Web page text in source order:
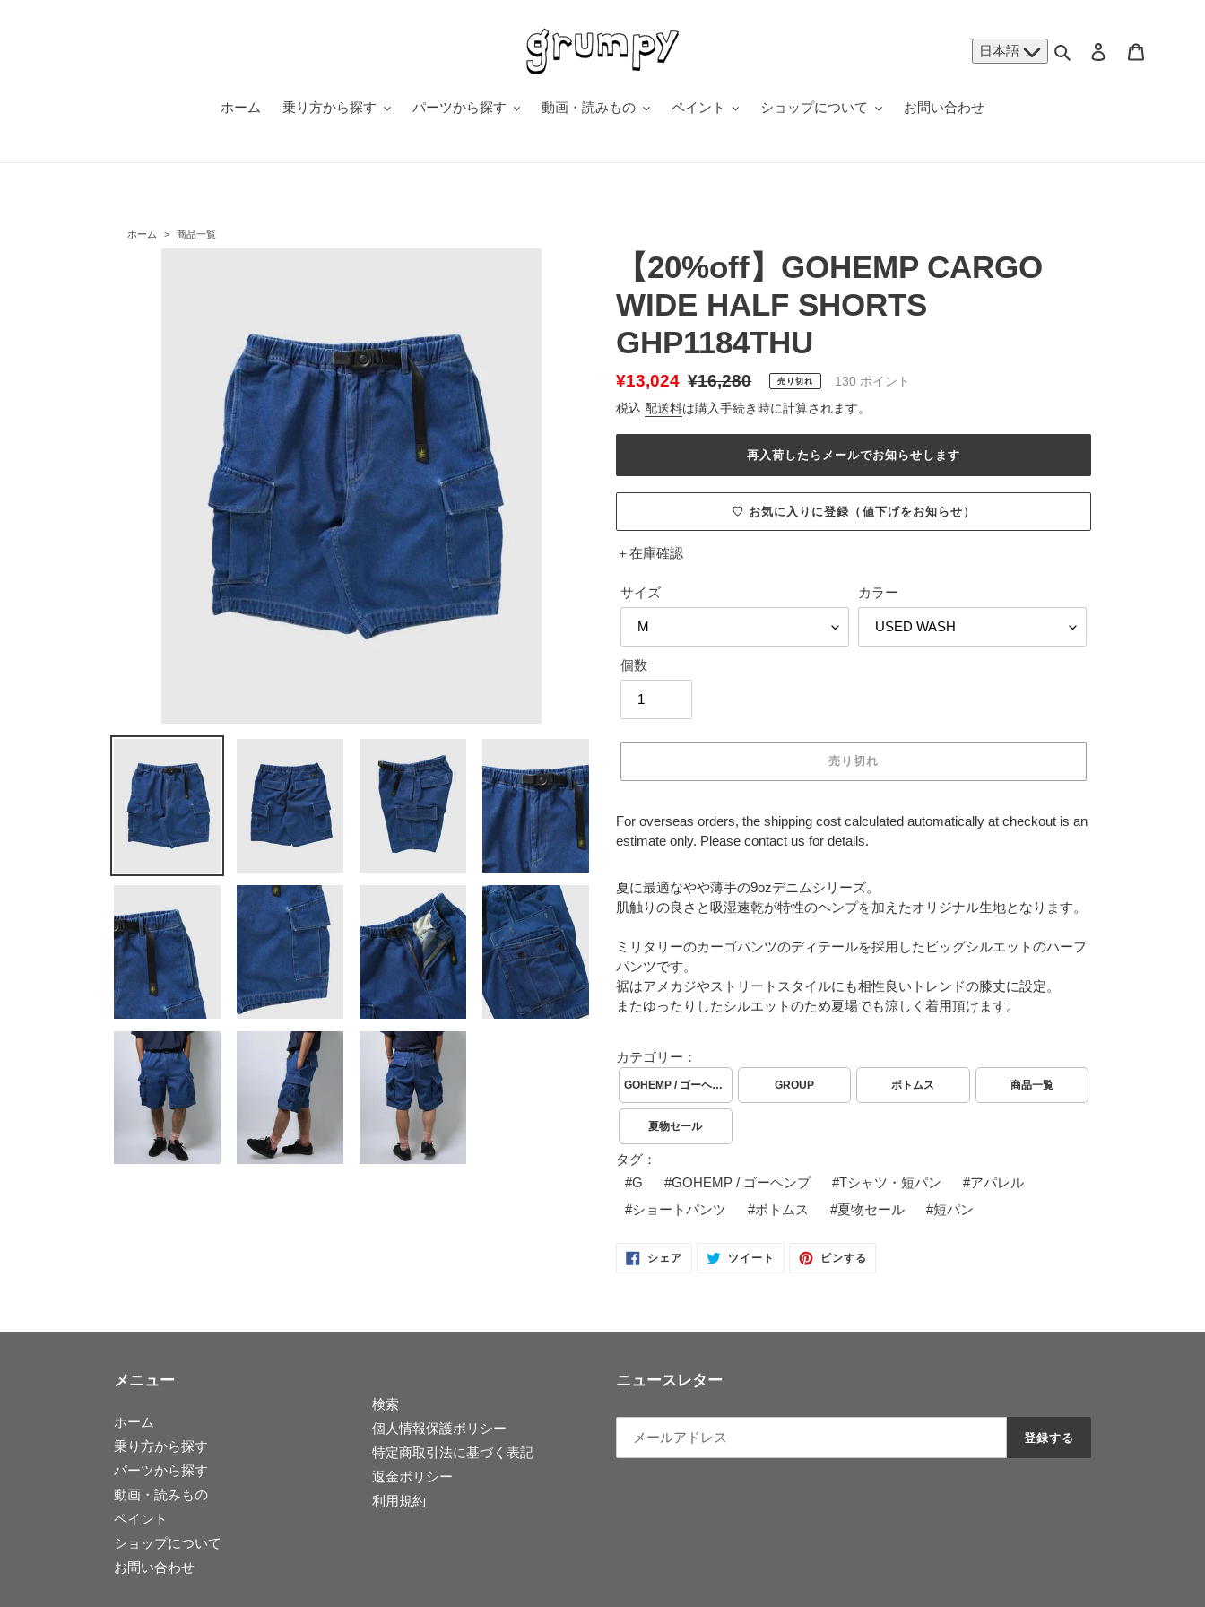
日本語 検索 ログイン
ホーム 乗り方から探す パーツから探す 動画・読みもの ペイント ショップについて お問い合わせ
ホーム > 商品一覧
【20%off】GOHEMP CARGO
WIDE HALF SHORTS
GHP1184THU
販
売
価
¥13,024 通
常
価
¥16,280 売り切れ 130 ポイント
税込 配送料は購入手続き時に計算されます。
再入荷したらメールでお知らせします
♡ お気に入りに登録（値下げをお知らせ）
＋在庫確認
サイズ カラー
個数
売り切れ
For overseas orders, the shipping cost calculated automatically at checkout is an
estimate only. Please contact us for details.
ー
ト
商
品
を
追
す
る
夏に最適なやや薄手の9ozデニムシリーズ。
肌触りの良さと吸湿速乾が特性のヘンプを加えたオリジナル生地となります。
ミリタリーのカーゴパンツのディテールを採用したビッグシルエットのハーフ
パンツです。
裾はアメカジやストリートスタイルにも相性良いトレンドの膝丈に設定。
またゆったりしたシルエットのため夏場でも涼しく着用頂けます。
カテゴリー：
GOHEMP / ゴーヘンプ GROUP ボトムス 商品一覧
夏物セール
タグ：
#G #GOHEMP / ゴーヘンプ #Tシャツ・短パン #アパレル
#ショートパンツ #ボトムス #夏物セール #短パン
シェアFACEBOOKツイート
TWITTERピンする
メニュー
ホーム
乗り方から探す
パーツから探す
動画・読みもの
ペイント
ショップについて
お問い合わせ
検索
個人情報保護ポリシー
特定商取引法に基づく表記
返金ポリシー
利用規約
ニュースレター
登録する